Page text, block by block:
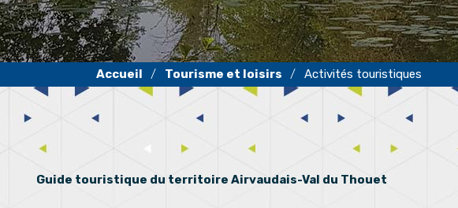
Tourisme et loisirs Activités touristiques
Guide touristique du territoire Airvaudais-Val du Thouet